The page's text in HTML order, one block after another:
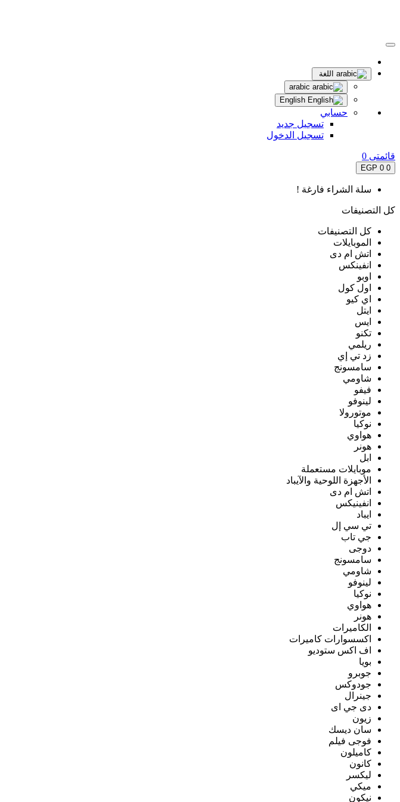
اللغة
حسابي
تسجيل جديد
تسجيل الدخول
قائمتى 0
0
0 EGP
سلة الشراء فارغة !
كل التصنيفات
كل التصنيفات
الموبايلات
اتش ام دى
انفينكس
اوبو
اول كول
اي كيو
ايتل
ايس
تكنو
ريلمي
زد تي إي
سامسونج
شاومي
فيفو
لينوفو
موتورولا
نوكيا
هواوي
هونر
ابل
موبايلات مستعملة
الأجهزة اللوحية والآيباد
اتش ام دى
انفينيكس
ايباد
تي سي إل
جي تاب
دوجى
سامسونج
شاومي
لينوفو
نوكيا
هواوي
هونر
الكاميرات
اكسسوارات كاميرات
اف اكس ستوديو
بويا
جوبرو
جودوكس
جينرال
دى جي اى
زيون
سان ديسك
فوجى فيلم
كاميلون
كانون
ليكسر
ميكي
نيكون